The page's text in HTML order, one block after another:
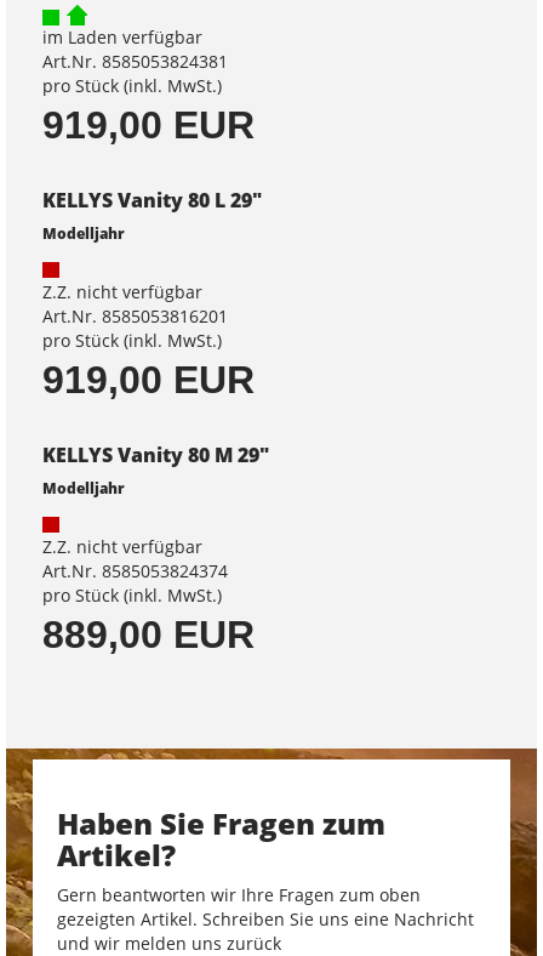
im Laden verfügbar
Art.Nr. 8585053824381
pro Stück (inkl. MwSt.)
919,00 EUR
KELLYS Vanity 80 L 29"
Modelljahr
Z.Z. nicht verfügbar
Art.Nr. 8585053816201
pro Stück (inkl. MwSt.)
919,00 EUR
KELLYS Vanity 80 M 29"
Modelljahr
Z.Z. nicht verfügbar
Art.Nr. 8585053824374
pro Stück (inkl. MwSt.)
889,00 EUR
Haben Sie Fragen zum
Artikel?
Gern beantworten wir Ihre Fragen zum oben
gezeigten Artikel. Schreiben Sie uns eine Nachricht
und wir melden uns zurück